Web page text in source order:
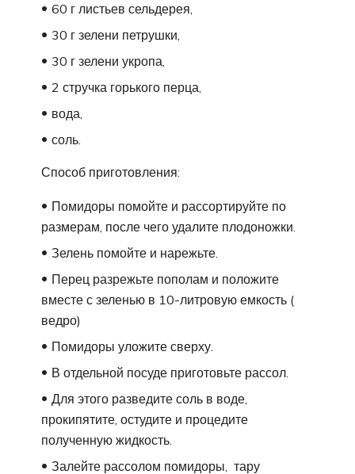
60 г листьев сельдерея,
30 г зелени петрушки,
30 г зелени укропа,
2 стручка горького перца,
вода,
соль.
Способ приготовления:
Помидоры помойте и рассортируйте по
размерам, после чего удалите плодоножки.
Зелень помойте и нарежьте.
Перец разрежьте пополам и положите
вместе с зеленью в 10-литровую емкость (
ведро)
Помидоры уложите сверху.
В отдельной посуде приготовьте рассол.
Для этого разведите соль в воде,
прокипятите, остудите и процедите
полученную жидкость.
Залейте рассолом помидоры, тару